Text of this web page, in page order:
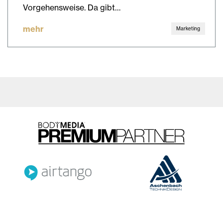
Vorgehensweise. Da gibt…
mehr Marketing